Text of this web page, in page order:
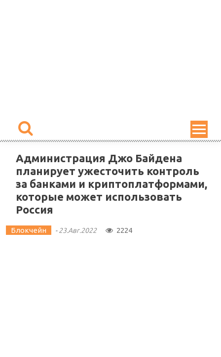
Администрация Джо Байдена
планирует ужесточить контроль
за банками и криптоплатформами,
которые может использовать
Россия
Блокчейн -23.Авг.2022 2224